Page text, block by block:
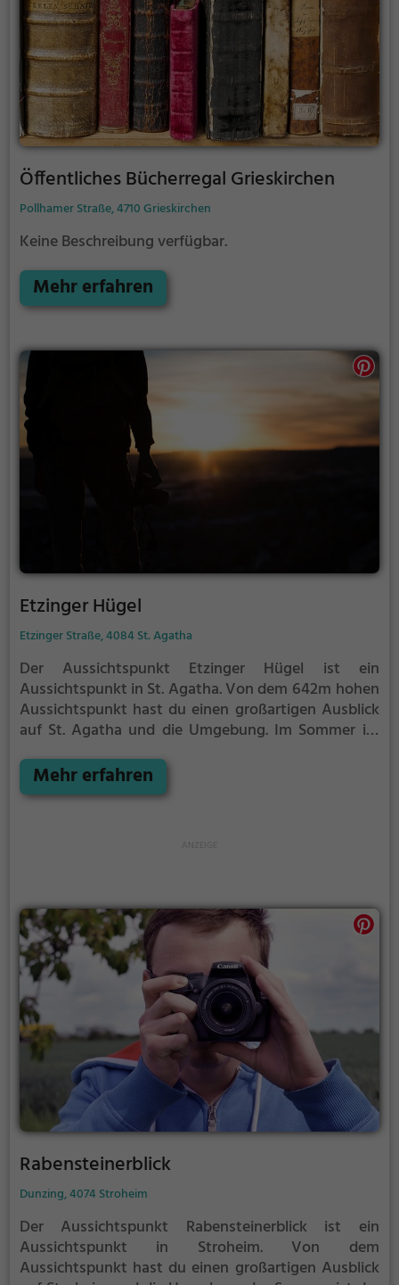
Öffentliches Bücherregal Grieskirchen
Pollhamer Straße, 4710 Grieskirchen
Keine Beschreibung verfügbar.
Mehr erfahren
Etzinger Hügel
Etzinger Straße, 4084 St. Agatha
Der Aussichtspunkt Etzinger Hügel ist ein
Aussichtspunkt in St. Agatha.Von dem 642m hohen
Aussichtspunkt hast du einen großartigen Ausblick
auf St. Agatha und die Umgebung. Im Sommer ist
Ausflugsziel für Familienausflüge, Wanderungen
oder zum Picknicken und lockt an warmen und
Mehr erfahren
Rabensteinerblick
Dunzing, 4074 Stroheim
Der Aussichtspunkt Rabensteinerblick ist ein
Aussichtspunkt in Stroheim. Von dem
Aussichtspunkt hast du einen großartigen Ausblick